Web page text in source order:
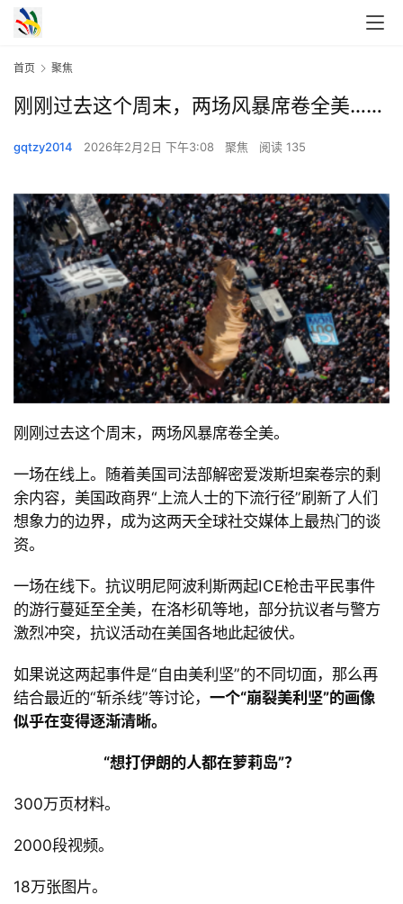
首页 聚焦
刚刚过去这个周末，两场风暴席卷全美……
gqtzy2014 2026年2月2日 下午3:08 聚焦 阅读 135
刚刚过去这个周末，两场风暴席卷全美。
一场在线上。随着美国司法部解密爱泼斯坦案卷宗的剩
余内容，美国政商界“上流人士的下流行径”刷新了人们
想象力的边界，成为这两天全球社交媒体上最热门的谈
资。
一场在线下。抗议明尼阿波利斯两起ICE枪击平民事件
的游行蔓延至全美，在洛杉矶等地，部分抗议者与警方
激烈冲突，抗议活动在美国各地此起彼伏。
如果说这两起事件是“自由美利坚”的不同切面，那么再
结合最近的“斩杀线”等讨论， 一个“崩裂美利坚”的画像
似乎在变得逐渐清晰。
“想打伊朗的人都在萝莉岛”？
300万页材料。
2000段视频。
18万张图片。